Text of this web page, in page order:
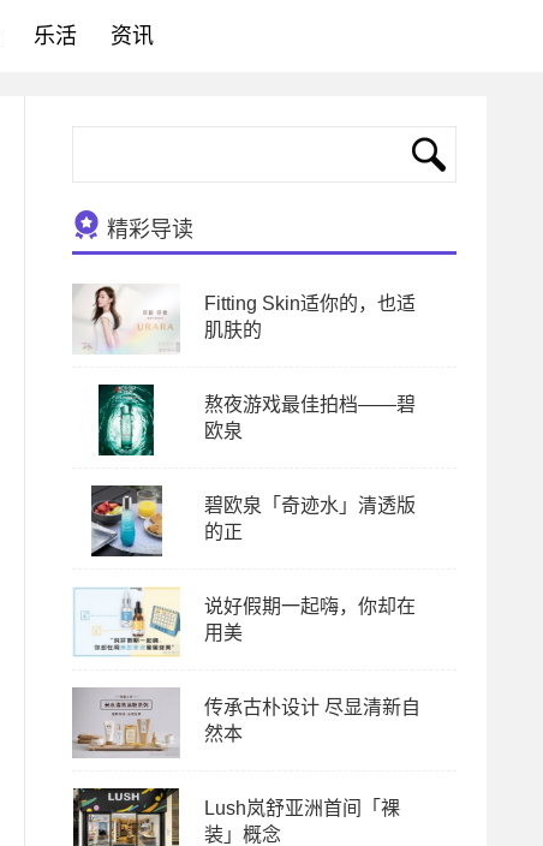
乐活 资讯
精彩导读
Fitting Skin适你的，也适
肌肤的
熬夜游戏最佳拍档——碧
欧泉
碧欧泉「奇迹水」清透版
的正
说好假期一起嗨，你却在
用美
传承古朴设计 尽显清新自
然本
Lush岚舒亚洲首间「裸
装」概念